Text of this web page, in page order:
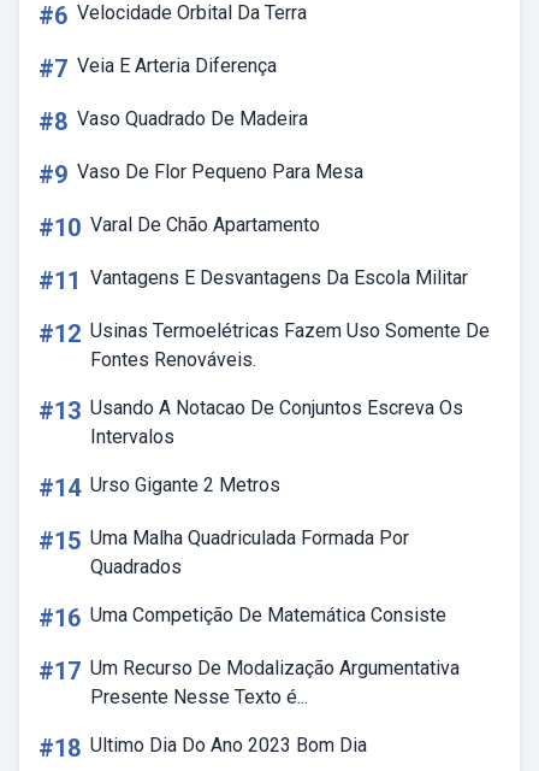
#6 Velocidade Orbital Da Terra
#7 Veia E Arteria Diferença
#8 Vaso Quadrado De Madeira
#9 Vaso De Flor Pequeno Para Mesa
#10 Varal De Chão Apartamento
#11 Vantagens E Desvantagens Da Escola Militar
#12 Usinas Termoelétricas Fazem Uso Somente De
Fontes Renováveis.
#13 Usando A Notacao De Conjuntos Escreva Os
Intervalos
#14 Urso Gigante 2 Metros
#15 Uma Malha Quadriculada Formada Por
Quadrados
#16 Uma Competição De Matemática Consiste
#17 Um Recurso De Modalização Argumentativa
Presente Nesse Texto é...
#18 Ultimo Dia Do Ano 2023 Bom Dia